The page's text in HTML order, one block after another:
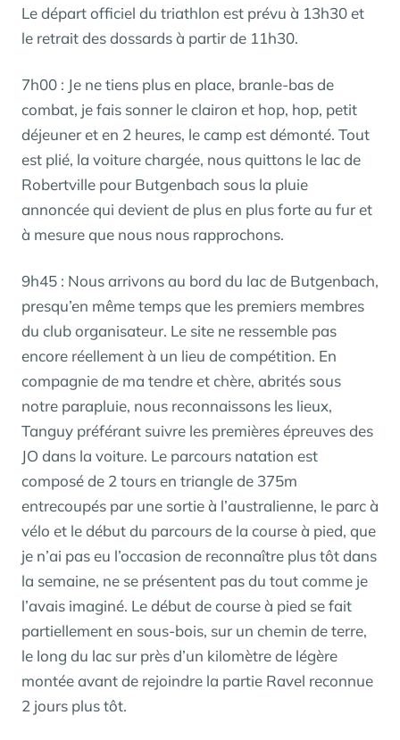
Le départ officiel du triathlon est prévu à 13h30 et
le retrait des dossards à partir de 11h30.
7h00 : Je ne tiens plus en place, branle-bas de
combat, je fais sonner le clairon et hop, hop, petit
déjeuner et en 2 heures, le camp est démonté. Tout
est plié, la voiture chargée, nous quittons le lac de
Robertville pour Butgenbach sous la pluie
annoncée qui devient de plus en plus forte au fur et
à mesure que nous nous rapprochons.
9h45 : Nous arrivons au bord du lac de Butgenbach,
presqu’en même temps que les premiers membres
du club organisateur. Le site ne ressemble pas
encore réellement à un lieu de compétition. En
compagnie de ma tendre et chère, abrités sous
notre parapluie, nous reconnaissons les lieux,
Tanguy préférant suivre les premières épreuves des
JO dans la voiture. Le parcours natation est
composé de 2 tours en triangle de 375m
entrecoupés par une sortie à l’australienne, le parc à
vélo et le début du parcours de la course à pied, que
je n’ai pas eu l’occasion de reconnaître plus tôt dans
la semaine, ne se présentent pas du tout comme je
l’avais imaginé. Le début de course à pied se fait
partiellement en sous-bois, sur un chemin de terre,
le long du lac sur près d’un kilomètre de légère
montée avant de rejoindre la partie Ravel reconnue
2 jours plus tôt.